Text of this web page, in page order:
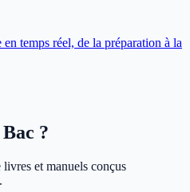
temps réel, de la préparation à la
?
et manuels conçus